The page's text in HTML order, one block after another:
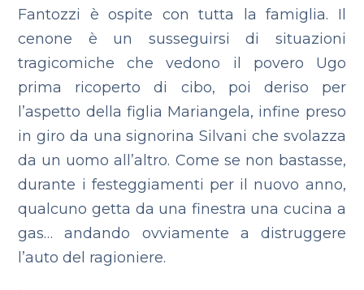
Fantozzi è ospite con tutta la famiglia. Il
cenone è un susseguirsi di situazioni
tragicomiche che vedono il povero Ugo
prima ricoperto di cibo, poi deriso per
l’aspetto della figlia Mariangela, infine preso
in giro da una signorina Silvani che svolazza
da un uomo all’altro. Come se non bastasse,
durante i festeggiamenti per il nuovo anno,
qualcuno getta da una finestra una cucina a
gas… andando ovviamente a distruggere
l’auto del ragioniere.